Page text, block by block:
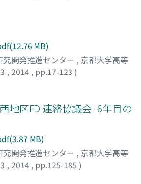
MB)
開発推進センター , 京都大学高等
, 2014 , pp.17-123 )
地区FD 連絡協議会 -6年目の
MB)
開発推進センター , 京都大学高等
, 2014 , pp.125-185 )